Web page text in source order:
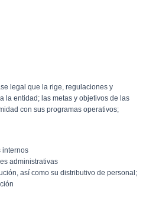
legal que la rige, regulaciones y
la entidad; las metas y objetivos de las
con sus programas operativos;
internos
administrativas
así como su distributivo de personal;